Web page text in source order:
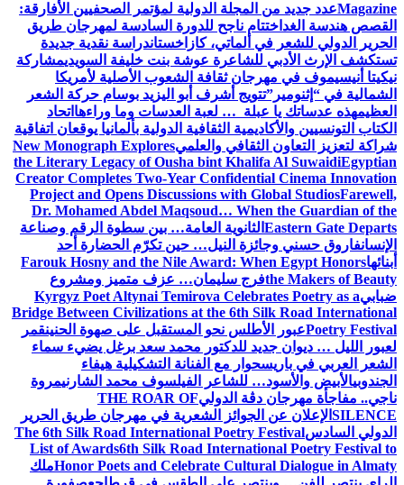
الدولية لمؤتمر الصحفيين الأفارقة:
ناجح للدورة السادسة لمهرجان طريق
كازاخستاندراسة نقدية جديدة
عوشة بنت خليفة السويدي مشاركة
ثقافة الشعوب الأصلية لأمريكا
أشرف أبو اليزيد بوسام حركة الشعر
… لعبة العدسات وما وراءهااتحاد
الثقافية الدولية بألمانيا يوقعان اتفاقية
والعلميNew Monograph Explores
the Literary Legacy of Ousha bint
Creator Completes Two-Year
Project and Opens Discussions
Dr. Mohamed Abdel Maqsoud…
العامة… بين سطوة الرقم وصناعة
حين تكرّم الحضارة أحد
Farouk Hosny and the Nile Award:
سليمان… عزف متميز ومشروع
Kyrgyz Poet Altynai Temirova
Bridge Between Civilizations at the
نحو المستقبل على صهوة الحنين قمر
للدكتور محمد سعد برغل يضيء سماء
مع الفنانة التشكيلية هيفاء
الفيلسوف محمد الشارنيمروة
THE ROAR OF
الشعرية في مهرجان طريق الحرير
The 6th Silk Road International
List of Awards6th Silk Road
Honor Poets and Celebrateملك